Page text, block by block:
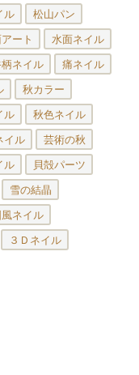
ル 松山パン
ート 水面ネイル
ネイル 痛ネイル
秋カラー
ル 秋色ネイル
イル 芸術の秋
ル 貝殻パーツ
雪の結晶
ネイル
３Ｄネイル